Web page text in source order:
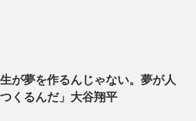
生が夢を作るんじゃない。夢が人
くるんだ」大谷翔平